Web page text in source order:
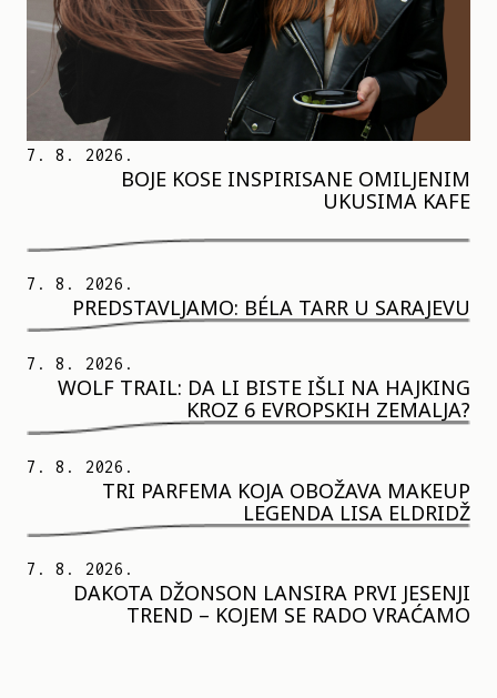
7. 8. 2026.
BOJE KOSE INSPIRISANE OMILJENIM
UKUSIMA KAFE
7. 8. 2026.
PREDSTAVLJAMO: BÉLA TARR U SARAJEVU
7. 8. 2026.
WOLF TRAIL: DA LI BISTE IŠLI NA HAJKING
KROZ 6 EVROPSKIH ZEMALJA?
7. 8. 2026.
TRI PARFEMA KOJA OBOŽAVA MAKEUP
LEGENDA LISA ELDRIDŽ
7. 8. 2026.
DAKOTA DŽONSON LANSIRA PRVI JESENJI
TREND – KOJEM SE RADO VRAĆAMO